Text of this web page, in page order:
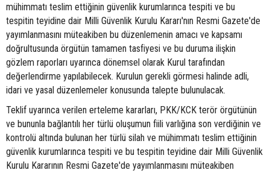
mühimmatı teslim ettiğinin güvenlik kurumlarınca tespiti ve bu
tespitin teyidine dair Milli Güvenlik Kurulu Kararı'nın Resmi Gazete'de
yayımlanmasını müteakiben bu düzenlemenin amacı ve kapsamı
doğrultusunda örgütün tamamen tasfiyesi ve bu duruma ilişkin
gözlem raporları uyarınca dönemsel olarak Kurul tarafından
değerlendirme yapılabilecek. Kurulun gerekli görmesi halinde adli,
idari ve yasal düzenlemeler konusunda talepte bulunulacak.
Teklif uyarınca verilen erteleme kararları, PKK/KCK terör örgütünün
ve bununla bağlantılı her türlü oluşumun fiili varlığına son verdiğinin ve
kontrolü altında bulunan her türlü silah ve mühimmatı teslim ettiğinin
güvenlik kurumlarınca tespiti ve bu tespitin teyidine dair Milli Güvenlik
Kurulu Kararının Resmi Gazete'de yayımlanmasını müteakiben